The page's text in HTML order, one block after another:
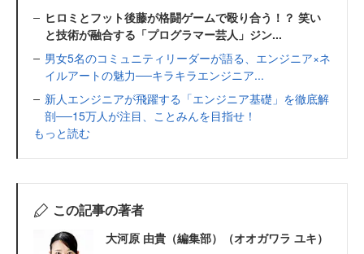
ヒロミとフット後藤が格闘ゲームで殴り合う！？ 笑い
と技術が融合する「プログラマー芸人」ジン...
男女5名のコミュニティリーダーが語る、エンジニア×ネ
イルアートの魅力──キラキラエンジニア...
新人エンジニアが飛躍する「エンジニア基礎」を徹底解
剖──15万人が注目、ことみんを目指せ！
もっと読む
この記事の著者
大河原 由貴（編集部）（オオガワラ ユキ）